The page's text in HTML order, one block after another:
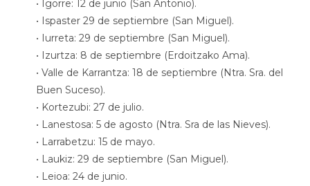
• Igorre: 12 de junio (San Antonio).
• Ispaster 29 de septiembre (San Miguel).
• Iurreta: 29 de septiembre (San Miguel).
• Izurtza: 8 de septiembre (Erdoitzako Ama).
• Valle de Karrantza: 18 de septiembre (Ntra. Sra. del
Buen Suceso).
• Kortezubi: 27 de julio.
• Lanestosa: 5 de agosto (Ntra. Sra de las Nieves).
• Larrabetzu: 15 de mayo.
• Laukiz: 29 de septiembre (San Miguel).
• Leioa: 24 de junio.